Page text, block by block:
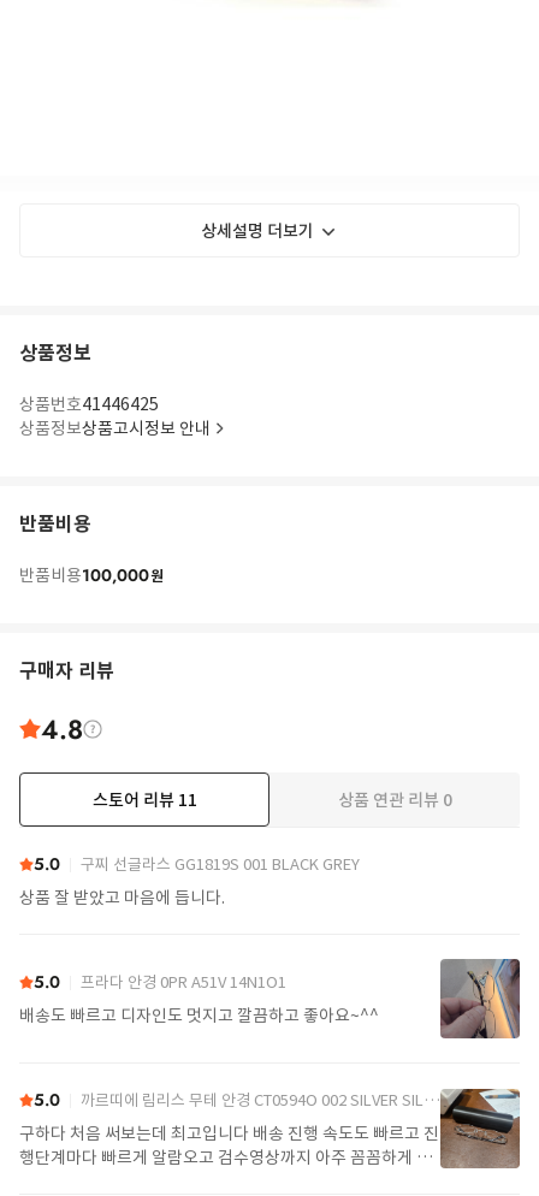
상세설명 더보기
상품정보
상품번호41446425
상품정보상품고시정보 안내
반품비용
반품비용100,000원
구매자 리뷰
4.8
스토어 리뷰 11 상품 연관 리뷰 0
5.0 구찌 선글라스 GG1819S 001 BLACK GREY
상품 잘 받았고 마음에 듭니다.
5.0 프라다 안경 0PR A51V 14N1O1
배송도 빠르고 디자인도 멋지고 깔끔하고 좋아요~^^
5.0 까르띠에 림리스 무테 안경 CT0594O 002 SILVER SILVER TRANSPARENT
구하다 처음 써보는데 최고입니다 배송 진행 속도도 빠르고 진
행단계마다 빠르게 알람오고 검수영상까지 아주 꼼꼼하게 찍